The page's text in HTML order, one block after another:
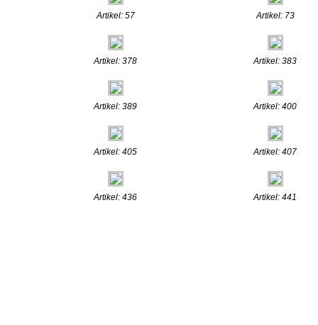
Artikel: 57 Artikel: 73
Artikel: 378 Artikel: 383
Artikel: 389 Artikel: 400
Artikel: 405 Artikel: 407
Artikel: 436 Artikel: 441